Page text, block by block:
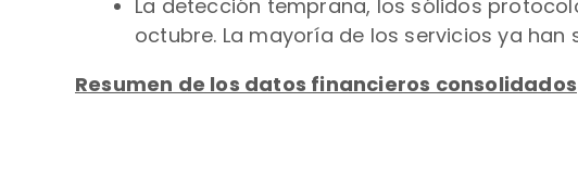
La detección temprana, los sólidos
octubre. La mayoría de los servicios ya han
Resumen de los datos financieros consolidados